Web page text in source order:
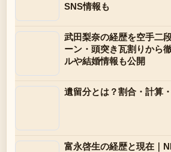
SNS情報も
武田梨奈の経歴を空手二
ーン・頭突き瓦割りから
ルや結婚情報も公開
遺留分とは？割合・計算
富永啓生の経歴と現在｜